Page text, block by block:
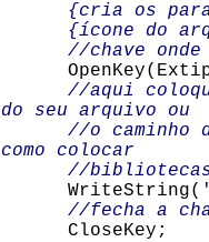
{cria os
{ícone do
//chave onde é
//aqui
do seu arquivo ou
//o caminho de
como colocar
//bibliotecas
WriteString(
//fecha a
CloseKey;